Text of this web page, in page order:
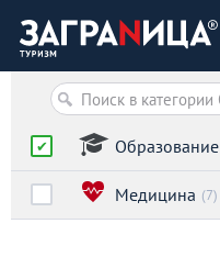
Образование
Медицина (7)